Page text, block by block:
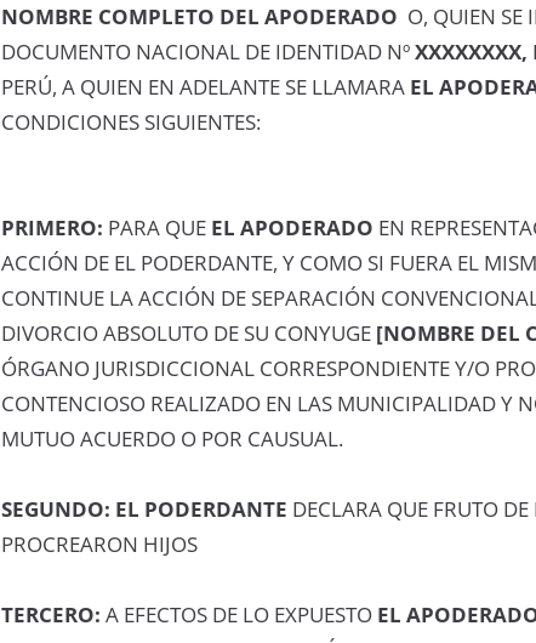
NOMBRE COMPLETO DEL APODERADO O, QUIEN SE
DOCUMENTO NACIONAL DE IDENTIDAD NºXXXXXXXX,
PERÚ, A QUIEN EN ADELANTE SE LLAMARAEL
CONDICIONES SIGUIENTES:
PRIMERO: PARA QUE EL APODERADO EN
ACCIÓN DE EL PODERDANTE, Y COMO SI FUERA EL
CONTINUE LA ACCIÓN DE SEPARACIÓN
DIVORCIO ABSOLUTO DE SU CONYUGE[NOMBRE DEL
ÓRGANO JURISDICCIONAL CORRESPONDIENTE Y/O
CONTENCIOSO REALIZADO EN LAS MUNICIPALIDAD Y
MUTUO ACUERDO O POR CAUSUAL.
SEGUNDO: EL PODERDANTE DECLARA QUE FRUTO
PROCREARON HIJOS
TERCERO: A EFECTOS DE LO EXPUESTO EL